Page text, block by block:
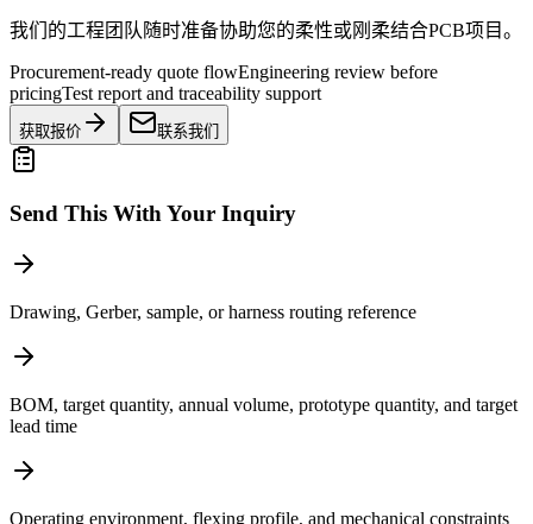
我们的工程团队随时准备协助您的柔性或刚柔结合PCB项目。
Procurement-ready quote flowEngineering review before
pricingTest report and traceability support
获取报价 联系我们
Send This With Your Inquiry
Drawing, Gerber, sample, or harness routing reference
BOM, target quantity, annual volume, prototype quantity, and target
lead time
Operating environment, flexing profile, and mechanical constraints